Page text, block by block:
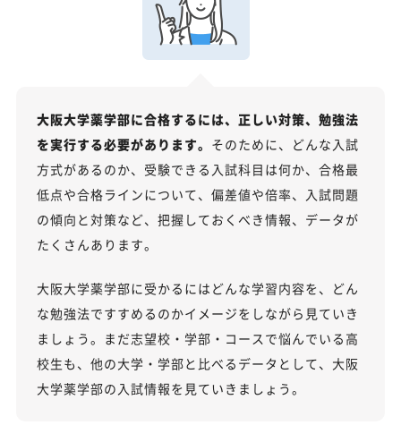
大阪大学薬学部に合格するには、正しい対策、勉強法
を実行する必要があります。 そのために、どんな入試
方式があるのか、受験できる入試科目は何か、合格最
低点や合格ラインについて、偏差値や倍率、入試問題
の傾向と対策など、把握しておくべき情報、データが
たくさんあります。
大阪大学薬学部に受かるにはどんな学習内容を、どん
な勉強法ですすめるのかイメージをしながら見ていき
ましょう。まだ志望校・学部・コースで悩んでいる高
校生も、他の大学・学部と比べるデータとして、大阪
大学薬学部の入試情報を見ていきましょう。